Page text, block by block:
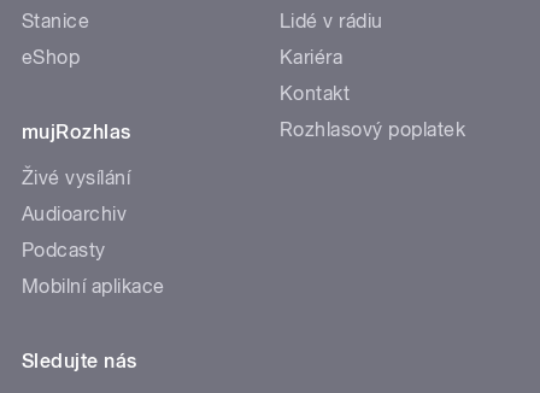
Stanice
eShop
mujRozhlas
Živé vysílání
Audioarchiv
Podcasty
Mobilní aplikace
Lidé v rádiu
Kariéra
Kontakt
Rozhlasový poplatek
Sledujte nás